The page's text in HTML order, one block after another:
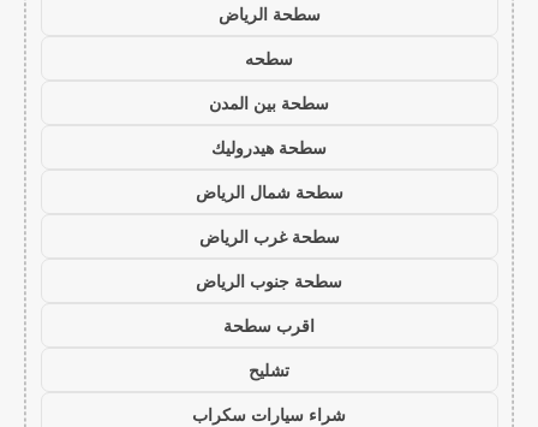
سطحة الرياض
سطحه
سطحة بين المدن
سطحة هيدروليك
سطحة شمال الرياض
سطحة غرب الرياض
سطحة جنوب الرياض
اقرب سطحة
تشليح
شراء سيارات سكراب